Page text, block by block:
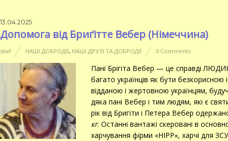
13.04.2025
Допомога від Бриґітте Вебер (Німеччина)
stwf НАШІ ДОБРОДІЇ, НАШІ ДРУЗІ ТА ДОБРОДІЇ 0 Comments
Пані Брігіта Вебер — це справді
багато українців як бути безкорисною
відданою і жертовною українцям,
дяка пані Вебер і тим людям, які є
рік від Бригіти і Петера Вебер
кг. Останні вантажі скеровані в
харчування фірми «HIPP», харчі для